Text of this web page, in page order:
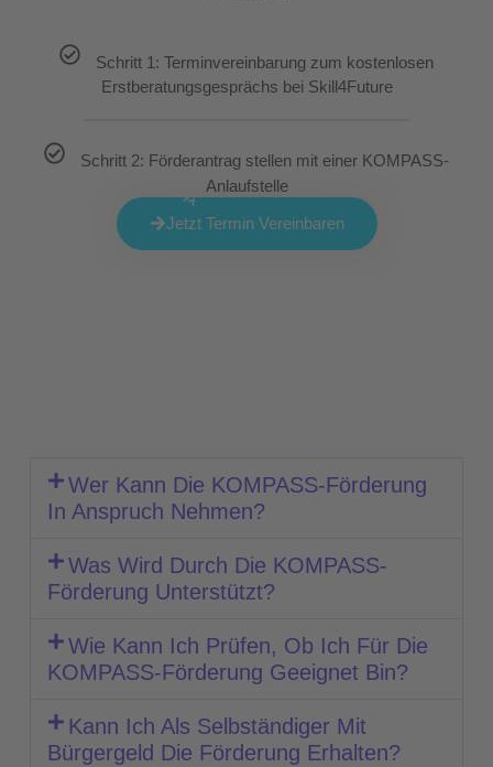
Schritt 1: Terminvereinbarung zum kostenlosen
Erstberatungsgesprächs bei Skill4Future
Schritt 2: Förderantrag stellen mit einer KOMPASS-
Anlaufstelle
Populär
Jetzt Termin Vereinbaren
Wer Kann Die KOMPASS-Förderung
In Anspruch Nehmen?
Was Wird Durch Die KOMPASS-
Förderung Unterstützt?
Wie Kann Ich Prüfen, Ob Ich Für Die
KOMPASS-Förderung Geeignet Bin?
Kann Ich Als Selbständiger Mit
Bürgergeld Die Förderung Erhalten?